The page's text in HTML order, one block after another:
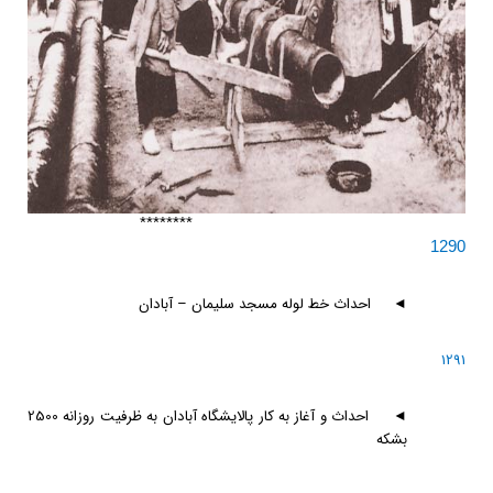
********
1290
◄ احداث خط لوله مسجد سليمان – آبادان
1291
◄
احداث و آغاز به كار پالايشگاه آبادان به ظرفيت روزانه 2500
بشكه